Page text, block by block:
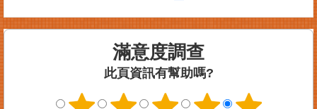
滿意度調查
此頁資訊有幫助嗎?